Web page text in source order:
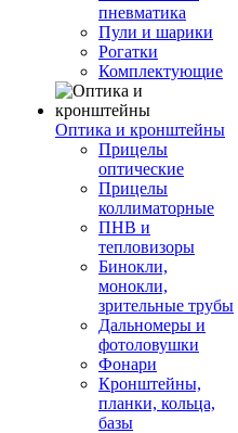
пневматика
Пули и шарики
Рогатки
Комплектующие
Оптика и кронштейны
Прицелы
оптические
Прицелы
коллиматорные
ПНВ и
тепловизоры
Бинокли,
монокли,
зрительные трубы
Дальномеры и
фотоловушки
Фонари
Кронштейны,
планки, кольца,
базы